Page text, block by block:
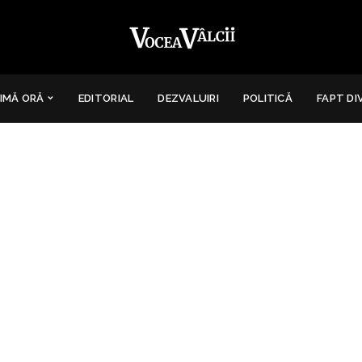
ORĂ EDITORIAL DEZVALUIRI POLITICĂ FAPT